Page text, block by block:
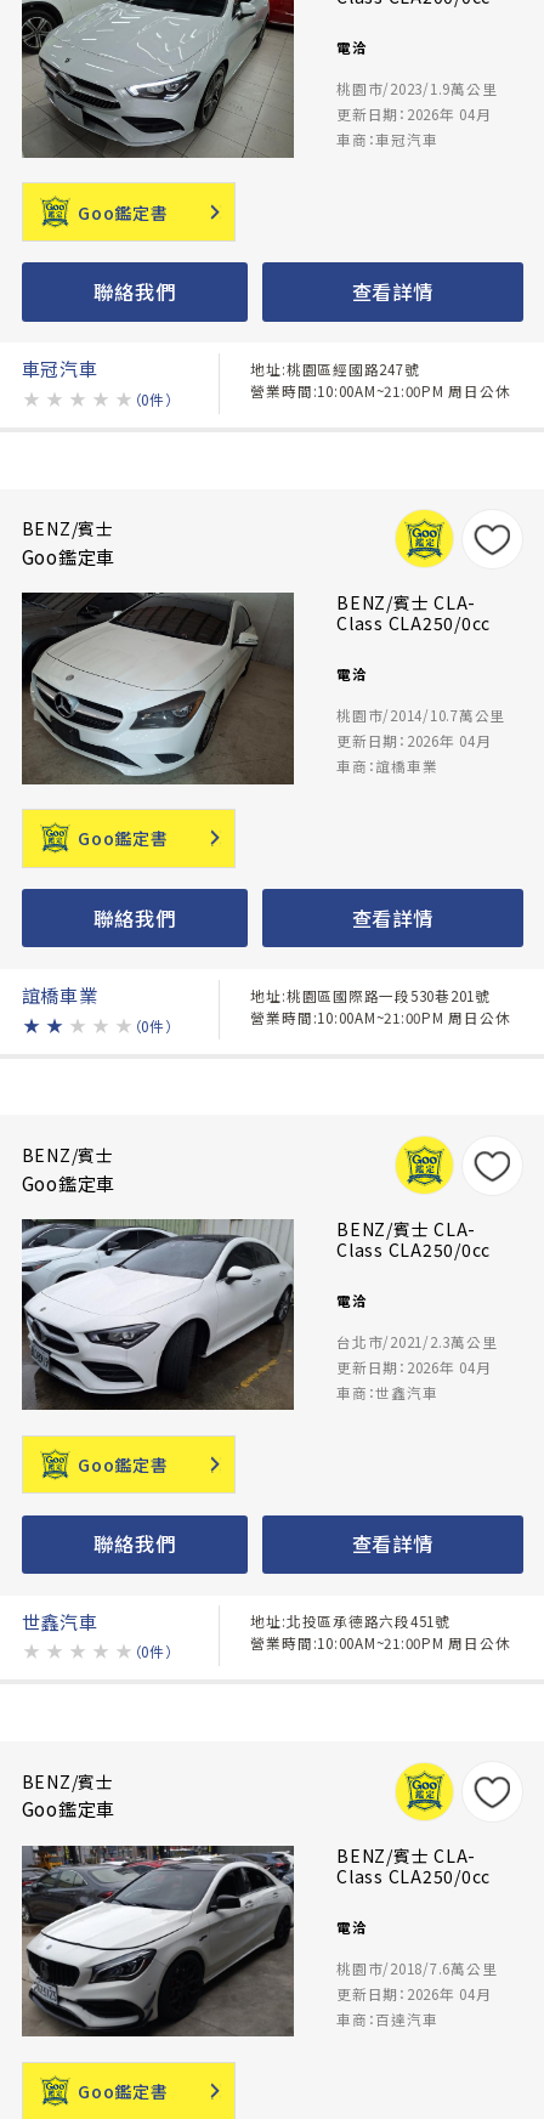
電洽
桃園市/2023/1.9萬公里
更新日期：2026年 04月
車商：車冠汽車
Goo鑑定書
聯絡我們 查看詳情
車冠汽車
★ ★ ★ ★ ★ （0件）
地址:桃園區經國路247號
營業時間:10:00AM~21:00PM 周日公休
BENZ/賓士
Goo鑑定車
BENZ/賓士 CLA-
Class CLA250/0cc
電洽
桃園市/2014/10.7萬公里
更新日期：2026年 04月
車商：誼橋車業
Goo鑑定書
聯絡我們 查看詳情
誼橋車業
★ ★ ★ ★ ★ （0件）
地址:桃園區國際路一段530巷201號
營業時間:10:00AM~21:00PM 周日公休
BENZ/賓士
Goo鑑定車
BENZ/賓士 CLA-
Class CLA250/0cc
電洽
台北市/2021/2.3萬公里
更新日期：2026年 04月
車商：世鑫汽車
Goo鑑定書
聯絡我們 查看詳情
世鑫汽車
★ ★ ★ ★ ★ （0件）
地址:北投區承德路六段451號
營業時間:10:00AM~21:00PM 周日公休
BENZ/賓士
Goo鑑定車
BENZ/賓士 CLA-
Class CLA250/0cc
電洽
桃園市/2018/7.6萬公里
更新日期：2026年 04月
車商：百達汽車
Goo鑑定書